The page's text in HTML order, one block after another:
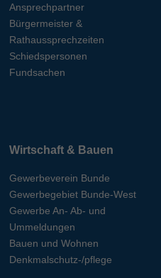
Ansprechpartner
Bürgermeister &
Rathaussprechzeiten
Schiedspersonen
Fundsachen
Wirtschaft & Bauen
Gewerbeverein Bunde
Gewerbegebiet Bunde-West
Gewerbe An- Ab- und
Ummeldungen
Bauen und Wohnen
Denkmalschutz-/pflege